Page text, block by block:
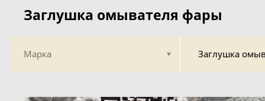
Заглушка омывателя фары
Марка Заглушка